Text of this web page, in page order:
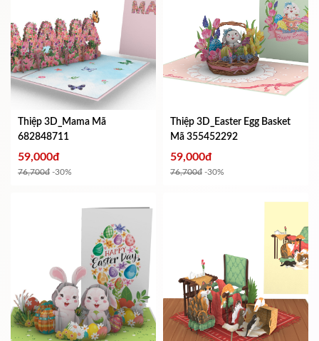
Thiệp 3D_Mama Mã
682848711
59,000đ
76,700đ -30%
Thiệp 3D_Easter Egg Basket
Mã 355452292
59,000đ
76,700đ -30%